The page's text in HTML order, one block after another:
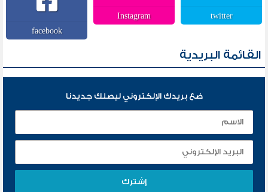
twitter
Instagram
facebook
القائمة البريدية
ضع بريدك الإلكتروني ليصلك جديدنا